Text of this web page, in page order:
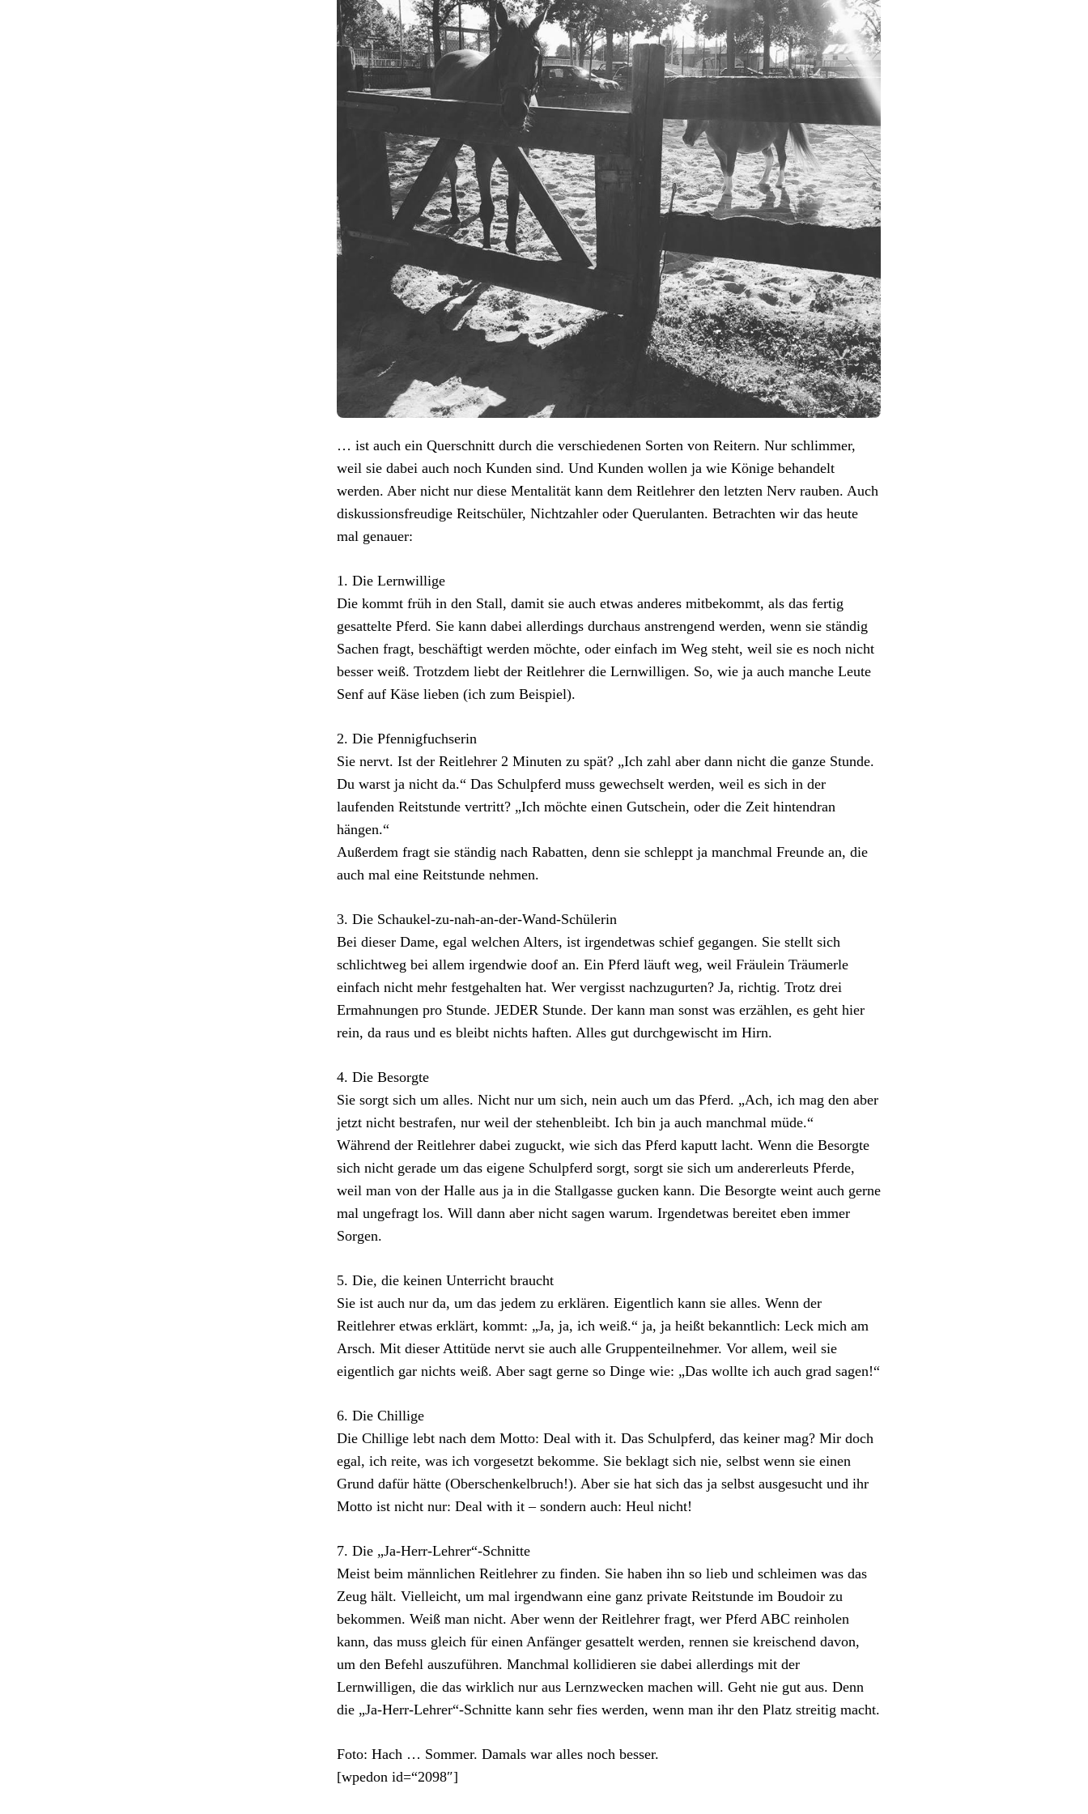
… ist auch ein Querschnitt durch die verschiedenen Sorten von Reitern. Nur schlimmer,
weil sie dabei auch noch Kunden sind. Und Kunden wollen ja wie Könige behandelt
werden. Aber nicht nur diese Mentalität kann dem Reitlehrer den letzten Nerv rauben. Auch
diskussionsfreudige Reitschüler, Nichtzahler oder Querulanten. Betrachten wir das heute
mal genauer:
1. Die Lernwillige
Die kommt früh in den Stall, damit sie auch etwas anderes mitbekommt, als das fertig
gesattelte Pferd. Sie kann dabei allerdings durchaus anstrengend werden, wenn sie ständig
Sachen fragt, beschäftigt werden möchte, oder einfach im Weg steht, weil sie es noch nicht
besser weiß. Trotzdem liebt der Reitlehrer die Lernwilligen. So, wie ja auch manche Leute
Senf auf Käse lieben (ich zum Beispiel).
2. Die Pfennigfuchserin
Sie nervt. Ist der Reitlehrer 2 Minuten zu spät? „Ich zahl aber dann nicht die ganze Stunde.
Du warst ja nicht da.“ Das Schulpferd muss gewechselt werden, weil es sich in der
laufenden Reitstunde vertritt? „Ich möchte einen Gutschein, oder die Zeit hintendran
hängen.“
Außerdem fragt sie ständig nach Rabatten, denn sie schleppt ja manchmal Freunde an, die
auch mal eine Reitstunde nehmen.
3. Die Schaukel-zu-nah-an-der-Wand-Schülerin
Bei dieser Dame, egal welchen Alters, ist irgendetwas schief gegangen. Sie stellt sich
schlichtweg bei allem irgendwie doof an. Ein Pferd läuft weg, weil Fräulein Träumerle
einfach nicht mehr festgehalten hat. Wer vergisst nachzugurten? Ja, richtig. Trotz drei
Ermahnungen pro Stunde. JEDER Stunde. Der kann man sonst was erzählen, es geht hier
rein, da raus und es bleibt nichts haften. Alles gut durchgewischt im Hirn.
4. Die Besorgte
Sie sorgt sich um alles. Nicht nur um sich, nein auch um das Pferd. „Ach, ich mag den aber
jetzt nicht bestrafen, nur weil der stehenbleibt. Ich bin ja auch manchmal müde.“
Während der Reitlehrer dabei zuguckt, wie sich das Pferd kaputt lacht. Wenn die Besorgte
sich nicht gerade um das eigene Schulpferd sorgt, sorgt sie sich um andererleuts Pferde,
weil man von der Halle aus ja in die Stallgasse gucken kann. Die Besorgte weint auch gerne
mal ungefragt los. Will dann aber nicht sagen warum. Irgendetwas bereitet eben immer
Sorgen.
5. Die, die keinen Unterricht braucht
Sie ist auch nur da, um das jedem zu erklären. Eigentlich kann sie alles. Wenn der
Reitlehrer etwas erklärt, kommt: „Ja, ja, ich weiß.“ ja, ja heißt bekanntlich: Leck mich am
Arsch. Mit dieser Attitüde nervt sie auch alle Gruppenteilnehmer. Vor allem, weil sie
eigentlich gar nichts weiß. Aber sagt gerne so Dinge wie: „Das wollte ich auch grad sagen!“
6. Die Chillige
Die Chillige lebt nach dem Motto: Deal with it. Das Schulpferd, das keiner mag? Mir doch
egal, ich reite, was ich vorgesetzt bekomme. Sie beklagt sich nie, selbst wenn sie einen
Grund dafür hätte (Oberschenkelbruch!). Aber sie hat sich das ja selbst ausgesucht und ihr
Motto ist nicht nur: Deal with it – sondern auch: Heul nicht!
7. Die „Ja-Herr-Lehrer“-Schnitte
Meist beim männlichen Reitlehrer zu finden. Sie haben ihn so lieb und schleimen was das
Zeug hält. Vielleicht, um mal irgendwann eine ganz private Reitstunde im Boudoir zu
bekommen. Weiß man nicht. Aber wenn der Reitlehrer fragt, wer Pferd ABC reinholen
kann, das muss gleich für einen Anfänger gesattelt werden, rennen sie kreischend davon,
um den Befehl auszuführen. Manchmal kollidieren sie dabei allerdings mit der
Lernwilligen, die das wirklich nur aus Lernzwecken machen will. Geht nie gut aus. Denn
die „Ja-Herr-Lehrer“-Schnitte kann sehr fies werden, wenn man ihr den Platz streitig macht.
Foto: Hach … Sommer. Damals war alles noch besser.
[wpedon id=“2098″]